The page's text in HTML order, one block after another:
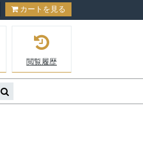
カートを見る
閲覧履歴